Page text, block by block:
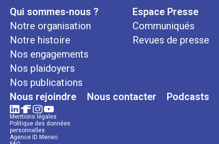
Qui sommes-nous ?
Notre organisation
Notre histoire
Nos engagements
Nos plaidoyers
Nos publications
Espace Presse
Communiqués
Revues de presse
Nous rejoindre Nous contacter Podcasts
Mentions légales
Politique des données
personnelles
Agence ID Meneo